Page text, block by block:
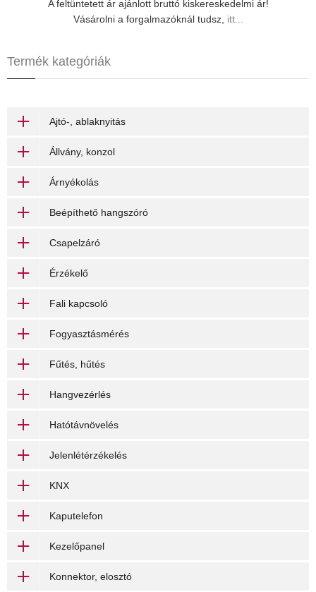
A feltüntetett ár ajánlott bruttó kiskereskedelmi ár!
Vásárolni a forgalmazóknál tudsz, itt...
Termék kategóriák
Ajtó-, ablaknyitás
Állvány, konzol
Árnyékolás
Beépíthető hangszóró
Csapelzáró
Érzékelő
Fali kapcsoló
Fogyasztásmérés
Fűtés, hűtés
Hangvezérlés
Hatótávnövelés
Jelenlétérzékelés
KNX
Kaputelefon
Kezelőpanel
Konnektor, elosztó